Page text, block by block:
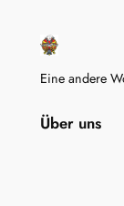
Eine andere
Über uns